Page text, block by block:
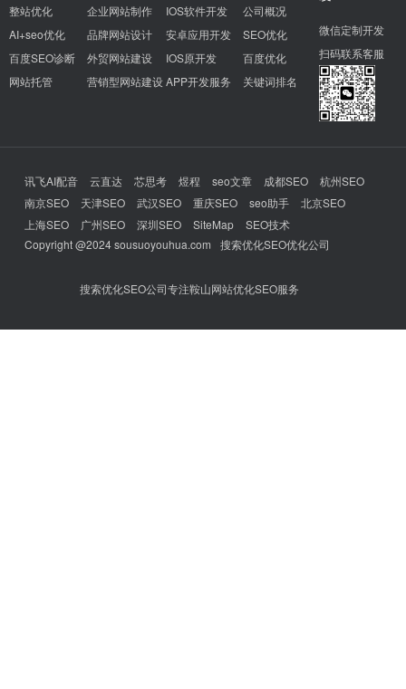
整站优化
AI+seo优化
百度SEO诊断
网站托管
企业网站制作
品牌网站设计
外贸网站建设
营销型网站建设
IOS软件开发
安卓应用开发
IOS原开发
APP开发服务
公司概况
SEO优化
百度优化
关键词排名
微信定制开发
扫码联系客服
讯飞AI配音 云直达 芯思考 煜程 seo文章 成都SEO
杭州SEO
南京SEO
天津SEO 武汉SEO 重庆SEO seo助手
北京SEO
上海SEO
广州SEO 深圳SEO SiteMap
SEO技术
Copyright @2024 sousuoyouhua.com
搜索优化SEO优化公司
搜索优化SEO公司专注鞍山网站优化SEO服务